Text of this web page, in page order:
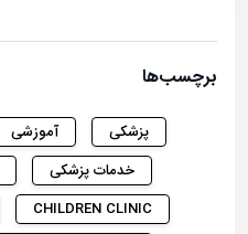
برچسب‌ها
پزشکی آموزشی
خدمات پزشکی
CHILDREN CLINIC